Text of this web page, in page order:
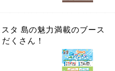
タ 島の魅力満載のブース
くさん！